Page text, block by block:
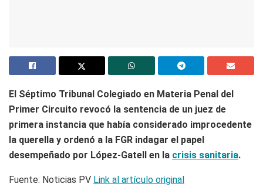
El Séptimo Tribunal Colegiado en Materia Penal del
Primer Circuito revocó la sentencia de un juez de
primera instancia que había considerado improcedente
la querella y ordenó a la FGR indagar el papel
desempeñado por López-Gatell en la crisis sanitaria.
Fuente: Noticias PV Link al artículo original